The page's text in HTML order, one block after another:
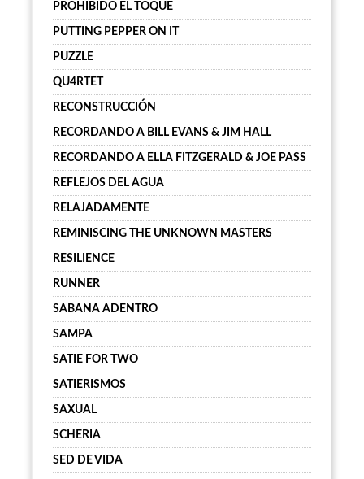
PROHIBIDO EL TOQUE
PUTTING PEPPER ON IT
PUZZLE
QU4RTET
RECONSTRUCCIÓN
RECORDANDO A BILL EVANS & JIM HALL
RECORDANDO A ELLA FITZGERALD & JOE PASS
REFLEJOS DEL AGUA
RELAJADAMENTE
REMINISCING THE UNKNOWN MASTERS
RESILIENCE
RUNNER
SABANA ADENTRO
SAMPA
SATIE FOR TWO
SATIERISMOS
SAXUAL
SCHERIA
SED DE VIDA